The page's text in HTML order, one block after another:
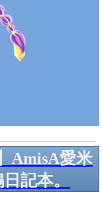
AmisA愛米
記本。